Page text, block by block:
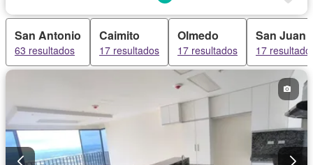
San Antonio
63 resultados
Caimito
17 resultados
Olmedo
17 resultados
San Juan
17